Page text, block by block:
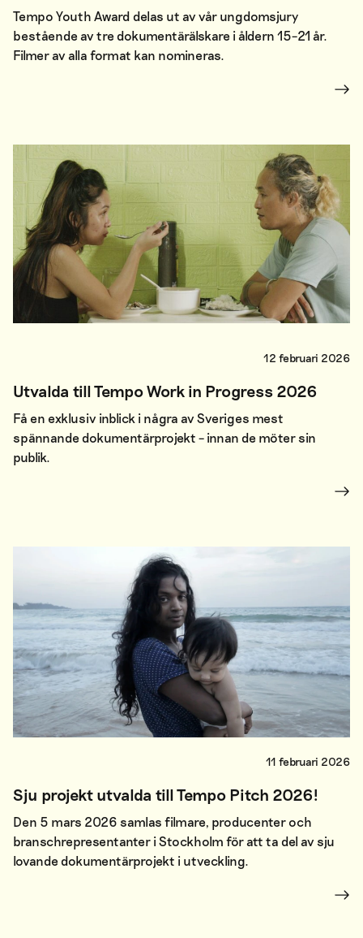
Tempo Youth Award delas ut av vår ungdomsjury
bestående av tre dokumentärälskare i åldern 15–21 år.
Filmer av alla format kan nomineras.
12 februari 2026
Utvalda till Tempo Work in Progress 2026
Få en exklusiv inblick i några av Sveriges mest
spännande dokumentärprojekt – innan de möter sin
publik.
11 februari 2026
Sju projekt utvalda till Tempo Pitch 2026!
Den 5 mars 2026 samlas filmare, producenter och
branschrepresentanter i Stockholm för att ta del av sju
lovande dokumentärprojekt i utveckling.